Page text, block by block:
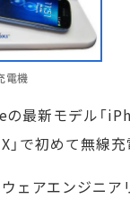
電機
最新モデル「
」で初めて無線充
ェアエンジニア